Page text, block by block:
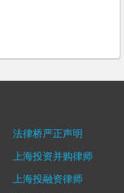
法律桥严正声明
上海投资并购律师
上海投融资律师